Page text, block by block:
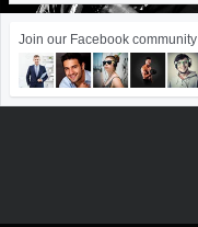
Join our Facebook community